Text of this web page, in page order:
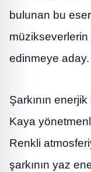
bulunan bu
edinmeye aday.
Şarkının
Kaya
Renkli
şarkının yaz